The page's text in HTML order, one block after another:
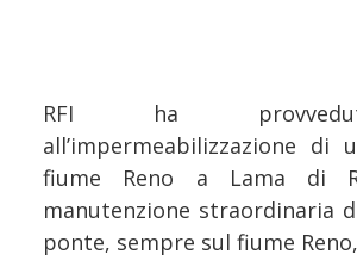
RFI ha
all’impermeabilizzazione di
fiume Reno a Lama di
manutenzione straordinaria
ponte, sempre sul fiume